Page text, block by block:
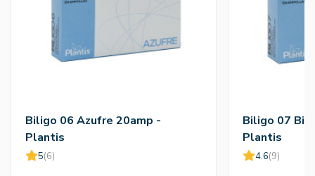
Biligo 06 Azufre 20amp -
Plantis
5(6)
Biligo 07
Plantis
4.6(9)